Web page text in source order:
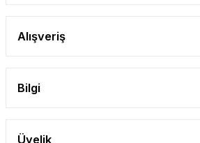
Alışveriş
Bilgi
Üyelik